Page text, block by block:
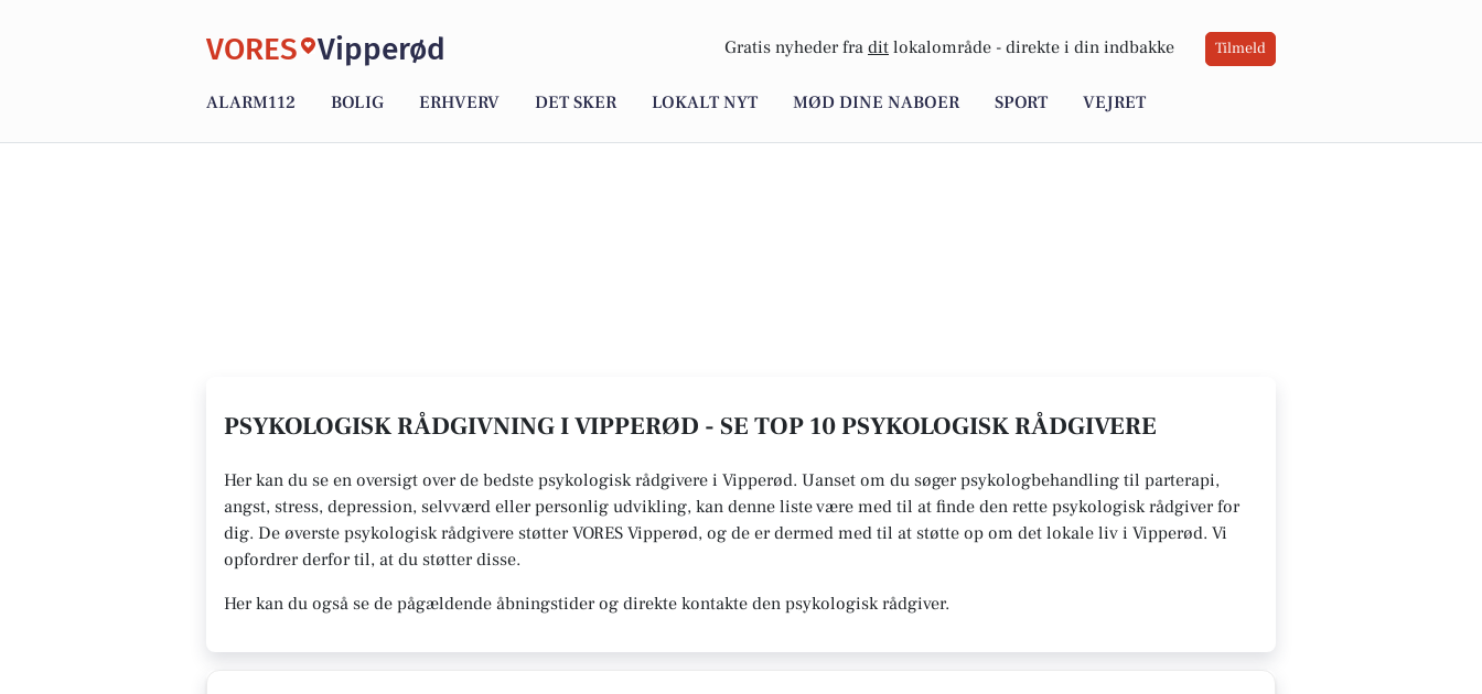
VORES Vipperød Gratis nyheder fra dit lokalområde - direkte i din indbakke Tilmeld
ALARM112 BOLIG ERHVERV DET SKER LOKALT NYT MØD DINE NABOER SPORT VEJRET
PSYKOLOGISK RÅDGIVNING I VIPPERØD - SE TOP 10 PSYKOLOGISK RÅDGIVERE
Her kan du se en oversigt over de bedste psykologisk rådgivere i Vipperød. Uanset om du søger psykologbehandling til parterapi,
angst, stress, depression, selvværd eller personlig udvikling, kan denne liste være med til at finde den rette psykologisk rådgiver for
dig. De øverste psykologisk rådgivere støtter VORES Vipperød, og de er dermed med til at støtte op om det lokale liv i Vipperød. Vi
opfordrer derfor til, at du støtter disse.
Her kan du også se de pågældende åbningstider og direkte kontakte den psykologisk rådgiver.